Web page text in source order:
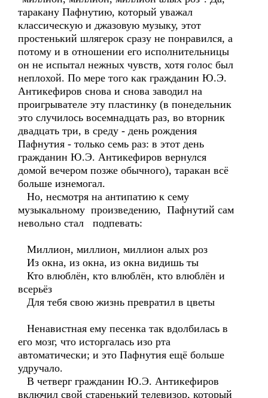
таракану Пафнутию, который уважал
классическую и джазовую музыку, этот
простенький шлягерок сразу не понравился, а
потому и в отношении его исполнительницы
он не испытал нежных чувств, хотя голос был
неплохой. По мере того как гражданин Ю.Э.
Антикефиров снова и снова заводил на
проигрывателе эту пластинку (в понедельник
это случилось восемнадцать раз, во вторник
двадцать три, в среду - день рождения
Пафнутия - только семь раз: в этот день
гражданин Ю.Э. Антикефиров вернулся
домой вечером позже обычного), таракан всё
больше изнемогал.
Но, несмотря на антипатию к сему
музыкальному произведению, Пафнутий сам
невольно стал подпевать:
Миллион, миллион, миллион алых роз
Из окна, из окна, из окна видишь ты
Кто влюблён, кто влюблён, кто влюблён и
всерьёз
Для тебя свою жизнь превратил в цветы
Ненавистная ему песенка так вдолбилась в
его мозг, что исторгалась изо рта
автоматически; и это Пафнутия ещё больше
удручало.
В четверг гражданин Ю.Э. Антикефиров
включил свой старенький телевизор, который